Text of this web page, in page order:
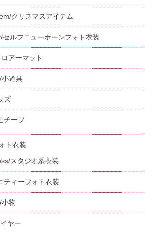
クリスマスアイテム
セルフニューボーンフォト衣装
アーマット
道具
ズ
チーフ
ト衣装
スタジオ系衣装
ティーフォト衣装
小物
ヤー